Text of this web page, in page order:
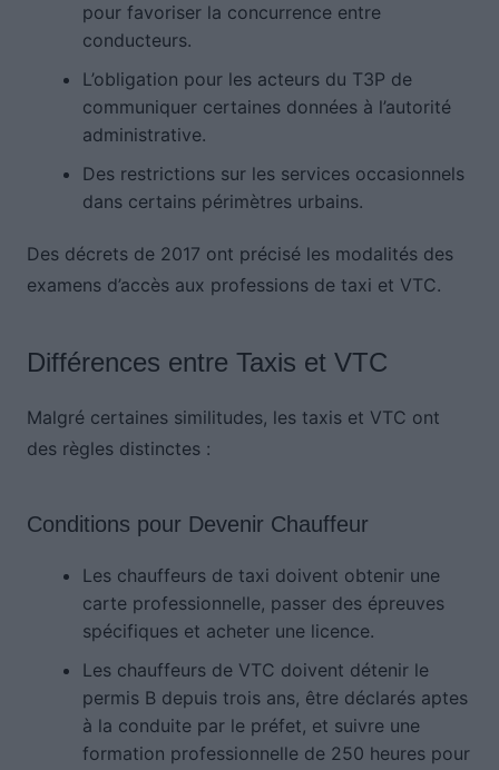
pour favoriser la concurrence entre
conducteurs.
L’obligation pour les acteurs du T3P de
communiquer certaines données à l’autorité
administrative.
Des restrictions sur les services occasionnels
dans certains périmètres urbains.
Des décrets de 2017 ont précisé les modalités des
examens d’accès aux professions de taxi et VTC.
Différences entre Taxis et VTC
Malgré certaines similitudes, les taxis et VTC ont
des règles distinctes :
Conditions pour Devenir Chauffeur
Les chauffeurs de taxi doivent obtenir une
carte professionnelle, passer des épreuves
spécifiques et acheter une licence.
Les chauffeurs de VTC doivent détenir le
permis B depuis trois ans, être déclarés aptes
à la conduite par le préfet, et suivre une
formation professionnelle de 250 heures pour